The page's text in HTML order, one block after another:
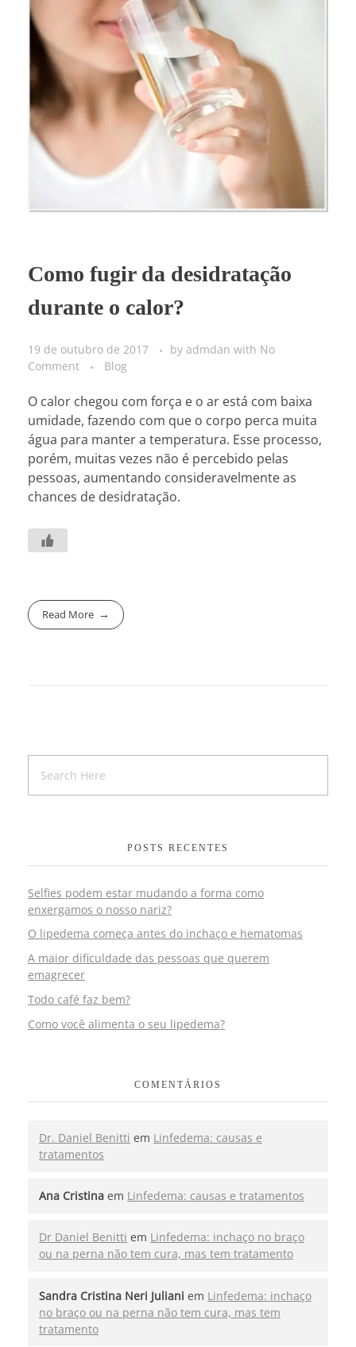
Como fugir da desidratação
durante o calor?
19 de outubro de 2017 by admdan with No
Comment
Blog
O calor chegou com força e o ar está com baixa
umidade, fazendo com que o corpo perca muita
água para manter a temperatura. Esse processo,
porém, muitas vezes não é percebido pelas
pessoas, aumentando consideravelmente as
chances de desidratação.
Read More
POSTS RECENTES
Selfies podem estar mudando a forma como
enxergamos o nosso nariz?
O lipedema começa antes do inchaço e hematomas
A maior dificuldade das pessoas que querem
emagrecer
Todo café faz bem?
Como você alimenta o seu lipedema?
COMENTÁRIOS
Dr. Daniel Benitti em Linfedema: causas e
tratamentos
Ana Cristina em Linfedema: causas e tratamentos
Dr Daniel Benitti em Linfedema: inchaço no braço
ou na perna não tem cura, mas tem tratamento
Sandra Cristina Neri Juliani em Linfedema: inchaço
no braço ou na perna não tem cura, mas tem
tratamento